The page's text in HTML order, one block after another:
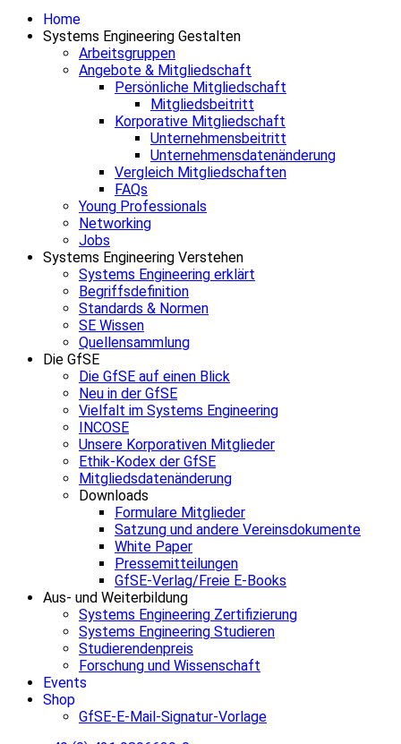
Home
Systems Engineering Gestalten
Arbeitsgruppen
Angebote & Mitgliedschaft
Persönliche Mitgliedschaft
Mitgliedsbeitritt
Korporative Mitgliedschaft
Unternehmensbeitritt
Unternehmensdatenänderung
Vergleich Mitgliedschaften
FAQs
Young Professionals
Networking
Jobs
Systems Engineering Verstehen
Systems Engineering erklärt
Begriffsdefinition
Standards & Normen
SE Wissen
Quellensammlung
Die GfSE
Die GfSE auf einen Blick
Neu in der GfSE
Vielfalt im Systems Engineering
INCOSE
Unsere Korporativen Mitglieder
Ethik-Kodex der GfSE
Mitgliedsdatenänderung
Downloads
Formulare Mitglieder
Satzung und andere Vereinsdokumente
White Paper
Pressemitteilungen
GfSE-Verlag/Freie E-Books
Aus- und Weiterbildung
Systems Engineering Zertifizierung
Systems Engineering Studieren
Studierendenpreis
Forschung und Wissenschaft
Events
Shop
GfSE-E-Mail-Signatur-Vorlage